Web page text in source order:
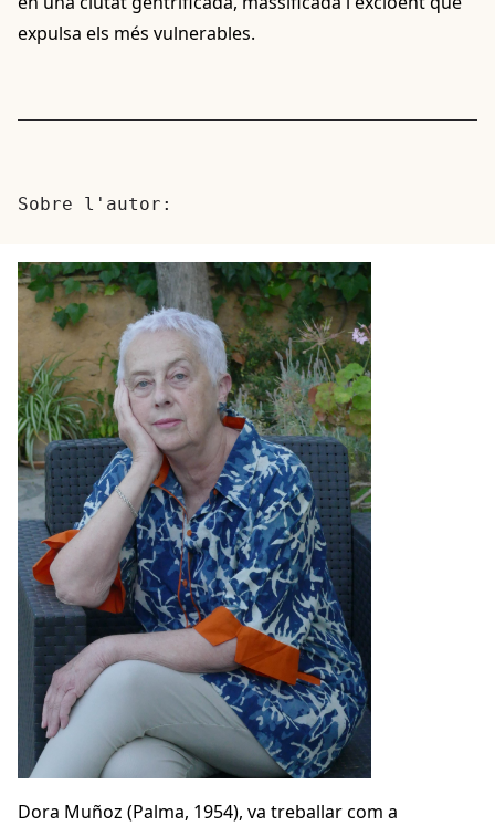
expulsa els més vulnerables.
Sobre l'autor:
Dora Muñoz (Palma, 1954), va treballar com a